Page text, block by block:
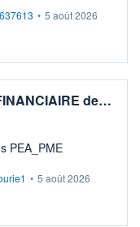
• 5 août 2026
de…
PEA_PME
• 5 août 2026